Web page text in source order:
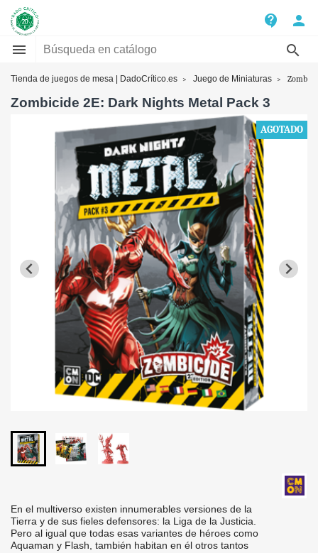
contact_support
person


Tienda de juegos de mesa | DadoCrítico.es Juego de Miniaturas
Zombicide 2E: Dark Nights Metal Pack 3
AGOTADO
En el multiverso existen innumerables versiones de la
Tierra y de sus fieles defensores: la Liga de la Justicia.
Pero al igual que todas esas variantes de héroes como
Aquaman y Flash, también habitan en él otros tantos